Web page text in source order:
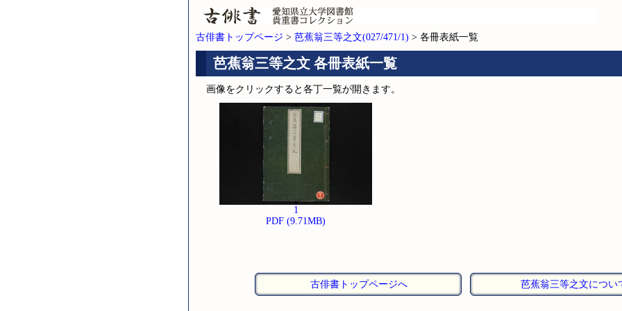
古俳書トップページ > 芭蕉翁三等之文(027/471/1) > 各冊表紙一覧
芭蕉翁三等之文 各冊表紙一覧
画像をクリックすると各丁一覧が開きます。
1
PDF (9.71MB)
古俳書トップページへ 芭蕉翁三等之文につい